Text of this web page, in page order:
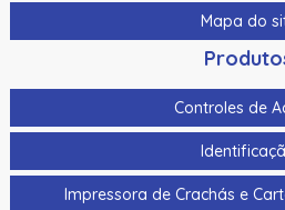
Mapa do
Controles de
Impressora de Crachás e